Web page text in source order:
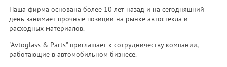
Наша фирма основана более 10 лет назад и на сегодняшний
день занимает прочные позиции на рынке автостекла и
расходных материалов.
"Avtoglass & Parts" приглашает к сотрудничеству компании,
работающие в автомобильном бизнесе.